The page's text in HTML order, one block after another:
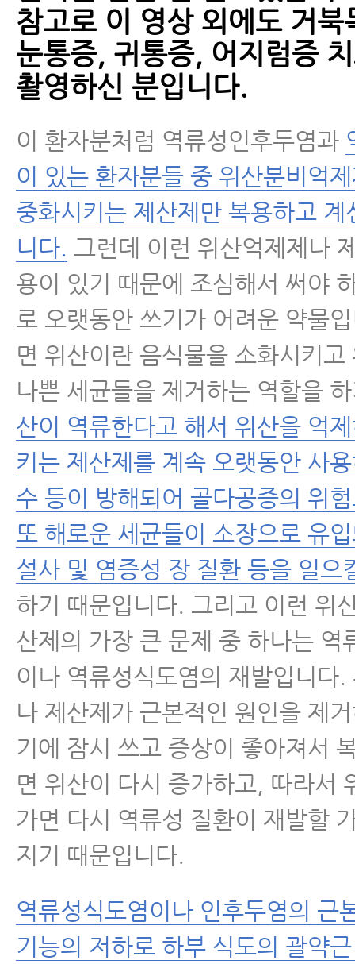
참고로 이 영상 외에도 거북
눈통증, 귀통증, 어지럼증
촬영하신 분입니다.
이 환자분처럼 역류성인후두염과
이 있는 환자분들 중 위산분비억
중화시키는 제산제만 복용하고 계
니다. 그런데 이런 위산억제제나
용이 있기 때문에 조심해서 써야
로 오랫동안 쓰기가 어려운 약물
면 위산이란 음식물을 소화시키고
나쁜 세균들을 제거하는 역할을
산이 역류한다고 해서 위산을 억
키는 제산제를 계속 오랫동안 사
수 등이 방해되어 골다공증의 위
또 해로운 세균들이 소장으로 유
설사 및 염증성 장 질환 등을 일으
하기 때문입니다. 그리고 이런 위
산제의 가장 큰 문제 중 하나는 역
이나 역류성식도염의 재발입니다.
나 제산제가 근본적인 원인을 제
기에 잠시 쓰고 증상이 좋아져서
면 위산이 다시 증가하고, 따라서
가면 다시 역류성 질환이 재발할
지기 때문입니다.
역류성식도염이나 인후두염의 근
기능의 저하로 하부 식도의 괄약